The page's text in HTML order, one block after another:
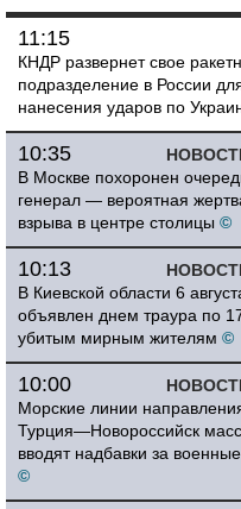
11:15
КНДР развернет свое
подразделение в России
нанесения ударов по
10:35
В Москве похоронен
генерал — вероятная
взрыва в центре столицы ©
10:13
В Киевской области 6
объявлен днем траура по
убитым мирным жителям ©
10:00
Морские линии
Турция—Новороссийск
вводят надбавки за
©